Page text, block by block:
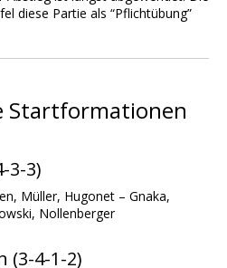
diese Partie als “Pflichtübung”
Startformationen
3-3)
Müller, Hugonet – Gnaka,
Nollenberger
(3-4-1-2)